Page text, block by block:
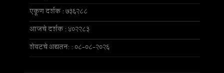
एकूण दर्शक : 736288
आजचे दर्शक : 402283
शेवटचे अद्यतन: : 08-08-2026